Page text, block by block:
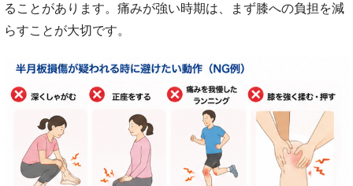
ることがあります。痛みが強い時期は、まず膝への負担を減
らすことが大切です。